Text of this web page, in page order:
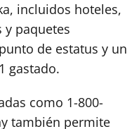
incluidos hoteles,
y paquetes
de estatus y un
gastado.
como 1-800-
también permite